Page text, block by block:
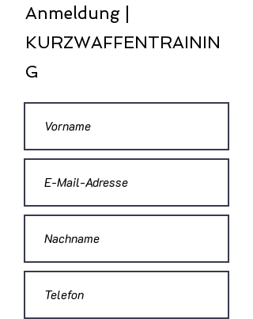
Anmeldung |
KURZWAFFENTRAININ
G